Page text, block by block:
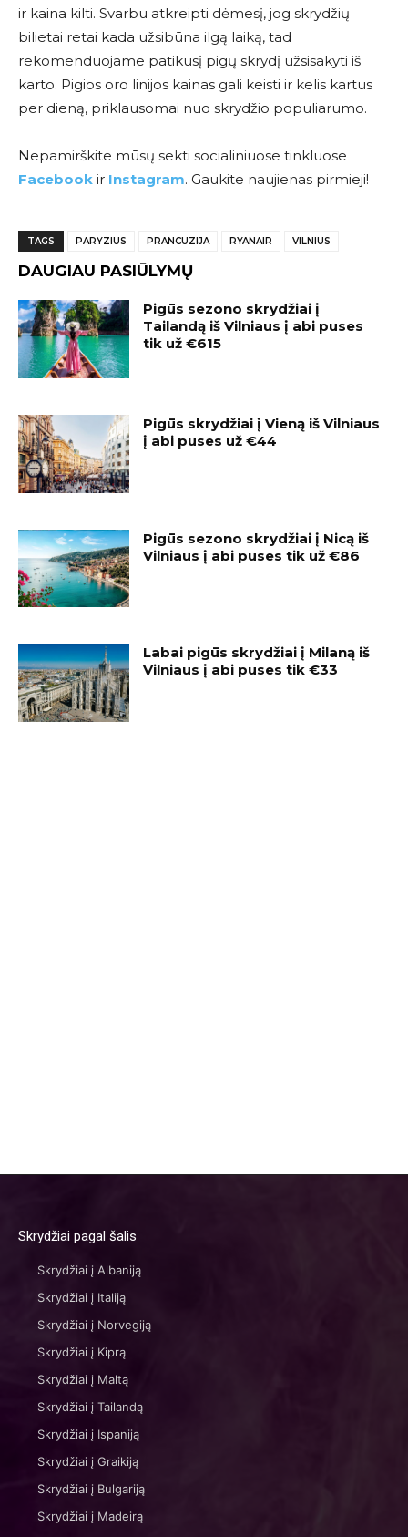
ir kaina kilti. Svarbu atkreipti dėmesį, jog skrydžių
bilietai retai kada užsibūna ilgą laiką, tad
rekomenduojame patikusį pigų skrydį užsisakyti iš
karto. Pigios oro linijos kainas gali keisti ir kelis kartus
per dieną, priklausomai nuo skrydžio populiarumo.
Nepamirškite mūsų sekti socialiniuose tinkluose
Facebook ir Instagram. Gaukite naujienas pirmieji!
TAGS PARYZIUS PRANCUZIJA RYANAIR VILNIUS
DAUGIAU PASIŪLYMŲ
Pigūs sezono skrydžiai į
Tailandą iš Vilniaus į abi puses
tik už €615
Pigūs skrydžiai į Vieną iš Vilniaus
į abi puses už €44
Pigūs sezono skrydžiai į Nicą iš
Vilniaus į abi puses tik už €86
Labai pigūs skrydžiai į Milaną iš
Vilniaus į abi puses tik €33
Skrydžiai pagal šalis
Skrydžiai į Albaniją
Skrydžiai į Italiją
Skrydžiai į Norvegiją
Skrydžiai į Kiprą
Skrydžiai į Maltą
Skrydžiai į Tailandą
Skrydžiai į Ispaniją
Skrydžiai į Graikiją
Skrydžiai į Bulgariją
Skrydžiai į Madeirą